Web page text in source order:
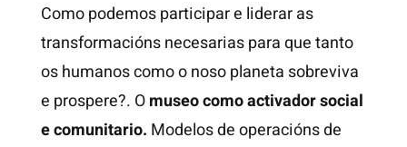
Como podemos participar e liderar as
transformacións necesarias para que tanto
os humanos como o noso planeta sobreviva
e prospere?. Omuseo como activador social
e comunitario. Modelos de operacións de